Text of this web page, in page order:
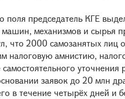
поля председатель КГЕ
механизмов и сырья
что 2000 самозанятых лиц
налоговую амнистию,
уточнения
заявок до 20 млн
в течение четырёх дней и